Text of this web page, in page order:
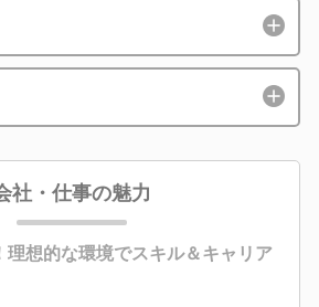
社・仕事の魅力
理想的な環境でスキル＆キャリア